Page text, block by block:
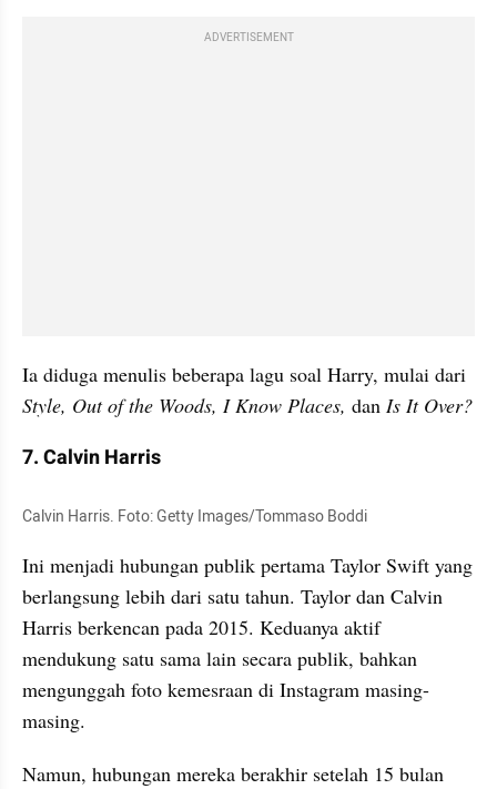
ADVERTISEMENT
Ia diduga menulis beberapa lagu soal Harry, mulai dari
Style, Out of the Woods, I Know Places, dan Is It Over?
7. Calvin Harris
Calvin Harris. Foto: Getty Images/Tommaso Boddi
Ini menjadi hubungan publik pertama Taylor Swift yang
berlangsung lebih dari satu tahun. Taylor dan Calvin
Harris berkencan pada 2015. Keduanya aktif
mendukung satu sama lain secara publik, bahkan
mengunggah foto kemesraan di Instagram masing-
masing.
Namun, hubungan mereka berakhir setelah 15 bulan